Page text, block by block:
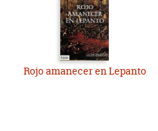
Rojo amanecer en Lepanto